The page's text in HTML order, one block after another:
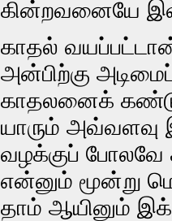
கின்றவனையே
காதல்‌
அன்பிற்கு
காதலனைக்‌
யாரும்‌
வழக்குப்‌ போலவே
என்னும்‌ மூன்று
தாம்‌ ஆயினும்‌